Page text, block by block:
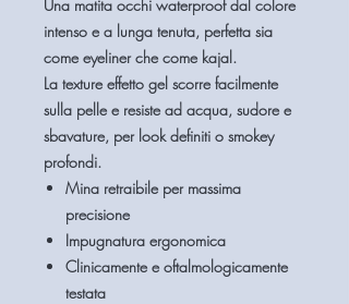
Una matita occhi waterproof dal colore
intenso e a lunga tenuta, perfetta sia
come eyeliner che come kajal.
La texture effetto gel scorre facilmente
sulla pelle e resiste ad acqua, sudore e
sbavature, per look definiti o smokey
profondi.
Mina retraibile per massima
precisione
Impugnatura ergonomica
Clinicamente e oftalmologicamente
testata